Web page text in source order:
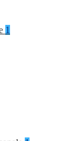
1